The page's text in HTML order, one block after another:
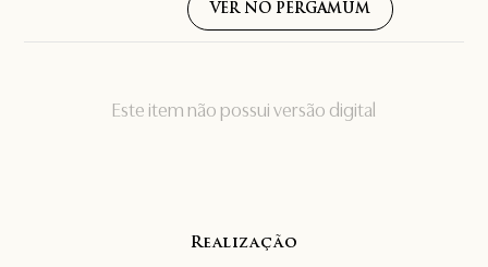
Este item não possui versão digital
VER NO PERGAMUM
Realização